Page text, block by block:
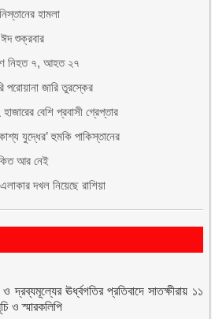
হামলা
ঈদ শুক্রবার
নিহত ৭, আহত ২৭
পরোয়ানা জারি তুরস্কের
বেশি প্রবাসী গ্রেপ্তার
যুদ্ধের’ হুমকি পাকিস্তানের
আর নেই
দখল নিয়েছে রাশিয়া
ঊর্ধ্বগতির প্রতিবাদে সাতক্ষীরায় ১১
ও স্মারকলিপি